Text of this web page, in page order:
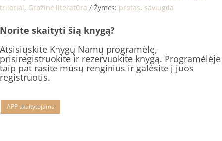
trileriai, Grožinė literatūra Žymos: protas, saviugda
Norite skaityti šią knygą?
Atsisiųskite Knygų Namų programėlę,
prisiregistruokite ir rezervuokite knygą. Programėlėje
taip pat rasite mūsų renginius ir galėsite į juos
registruotis.
APP skaitytojams